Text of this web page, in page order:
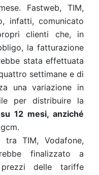
Fastweb, TIM,
infatti, comunicato
clienti che, in
la fatturazione
stata effettuata
settimane e di
una variazione in
per distribuire la
su 12 mesi, anziché
tra TIM, Vodafone,
finalizzato a
prezzi delle tariffe